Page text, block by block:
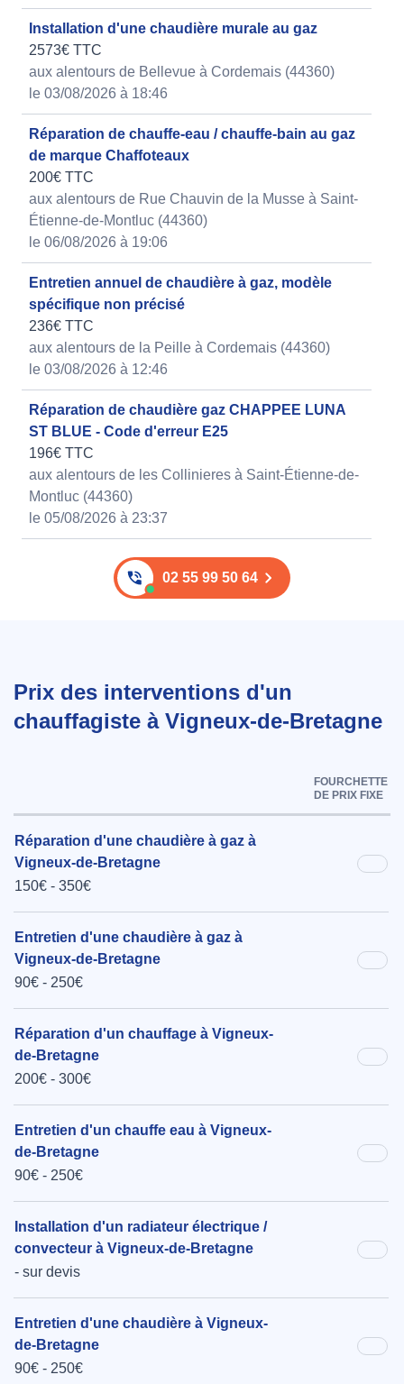
Installation d'une chaudière murale au gaz
2573€ TTC
aux alentours de Bellevue à Cordemais (44360)
le 03/08/2026 à 18:46
Réparation de chauffe-eau / chauffe-bain au gaz
de marque Chaffoteaux
200€ TTC
aux alentours de Rue Chauvin de la Musse à Saint-
Étienne-de-Montluc (44360)
le 06/08/2026 à 19:06
Entretien annuel de chaudière à gaz, modèle
spécifique non précisé
236€ TTC
aux alentours de la Peille à Cordemais (44360)
le 03/08/2026 à 12:46
Réparation de chaudière gaz CHAPPEE LUNA
ST BLUE - Code d'erreur E25
196€ TTC
aux alentours de les Collinieres à Saint-Étienne-de-
Montluc (44360)
le 05/08/2026 à 23:37
02 55 99 50 64
Prix des interventions d'un
chauffagiste à Vigneux-de-Bretagne
FOURCHETTE
DE PRIX FIXE
Réparation d'une chaudière à gaz à
Vigneux-de-Bretagne
150€ - 350€
Entretien d'une chaudière à gaz à
Vigneux-de-Bretagne
90€ - 250€
Réparation d'un chauffage à Vigneux-
de-Bretagne
200€ - 300€
Entretien d'un chauffe eau à Vigneux-
de-Bretagne
90€ - 250€
Installation d'un radiateur électrique /
convecteur à Vigneux-de-Bretagne
- sur devis
Entretien d'une chaudière à Vigneux-
de-Bretagne
90€ - 250€